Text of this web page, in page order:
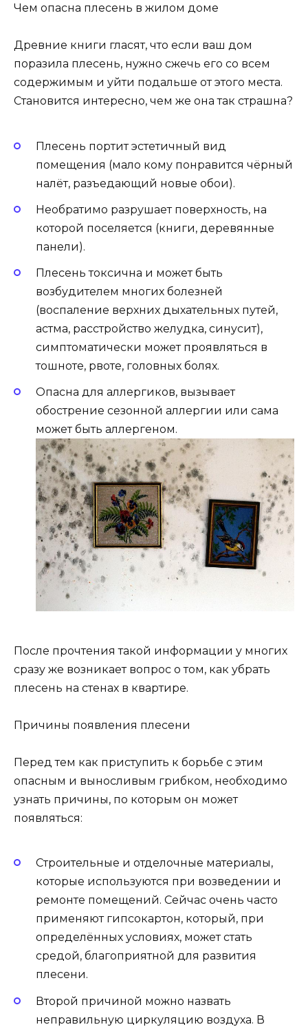
Чем опасна плесень в жилом доме
Древние книги гласят, что если ваш дом
поразила плесень, нужно сжечь его со всем
содержимым и уйти подальше от этого места.
Становится интересно, чем же она так страшна?
Плесень портит эстетичный вид
помещения (мало кому понравится чёрный
налёт, разъедающий новые обои).
Необратимо разрушает поверхность, на
которой поселяется (книги, деревянные
панели).
Плесень токсична и может быть
возбудителем многих болезней
(воспаление верхних дыхательных путей,
астма, расстройство желудка, синусит),
симптоматически может проявляться в
тошноте, рвоте, головных болях.
Опасна для аллергиков, вызывает
обострение сезонной аллергии или сама
может быть аллергеном.
После прочтения такой информации у многих
сразу же возникает вопрос о том, как убрать
плесень на стенах в квартире.
Причины появления плесени
Перед тем как приступить к борьбе с этим
опасным и выносливым грибком, необходимо
узнать причины, по которым он может
появляться:
Строительные и отделочные материалы,
которые используются при возведении и
ремонте помещений. Сейчас очень часто
применяют гипсокартон, который, при
определённых условиях, может стать
средой, благоприятной для развития
плесени.
Второй причиной можно назвать
неправильную циркуляцию воздуха. В